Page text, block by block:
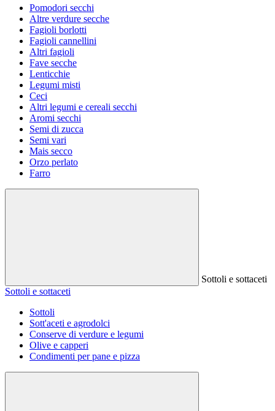
Pomodori secchi
Altre verdure secche
Fagioli borlotti
Fagioli cannellini
Altri fagioli
Fave secche
Lenticchie
Legumi misti
Ceci
Altri legumi e cereali secchi
Aromi secchi
Semi di zucca
Semi vari
Mais secco
Orzo perlato
Farro
Sottoli e sottaceti
Sottoli e sottaceti
Sottoli
Sott'aceti e agrodolci
Conserve di verdure e legumi
Olive e capperi
Condimenti per pane e pizza